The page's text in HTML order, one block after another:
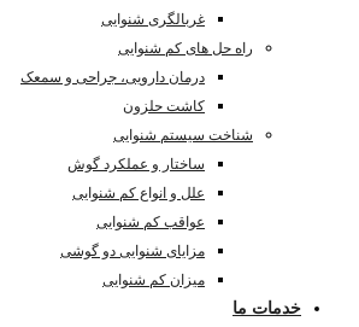
غربالگری شنوایی
راه حل های کم شنوایی
درمان دارویی، جراحی و سمعک
کاشت حلزون
شناخت سیستم شنوایی
ساختار و عملکرد گوش
علل و انواع کم شنوایی
عواقب کم شنوایی
مزایای شنوایی دو گوشی
میزان کم شنوایی
خدمات ما